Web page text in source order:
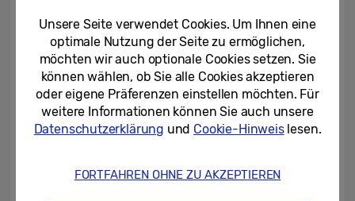
Der Kühlschrank verfügt zudem über einen
spülmaschinenfesten3 griffbereiten BPA-
freien4 Pitcher, der automatisch mit
gefiltertem Wasser aufgefüllt sowie mit
Früchten oder Kräutern
5 aromatisiert
6
Unsere Seite verwendet Cookies. Um Ihnen eine
optimale Nutzung der Seite zu ermöglichen,
möchten wir auch optionale Cookies setzen. Sie
können wählen, ob Sie alle Cookies akzeptieren
oder eigene Präferenzen einstellen möchten. Für
weitere Informationen können Sie auch unsere
Datenschutzerklärung und Cookie-Hinweislesen.
FORTFAHREN OHNE ZU AKZEPTIEREN